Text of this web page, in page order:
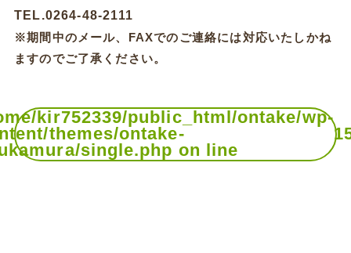
TEL.0264-48-2111
※期間中のメール、FAXでのご連絡には対応いたしかね
ますのでご了承ください。
kir752339/public_html/ontake/wp-
themes/ontake-
single.php on line